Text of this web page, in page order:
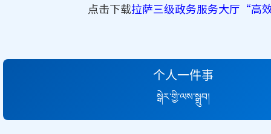
点击下载拉萨三级政务服务大厅“高
个人一件事
སྒེར་གྱི་ལས་སྒྲུབ།